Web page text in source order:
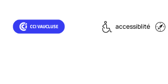
accessiblité